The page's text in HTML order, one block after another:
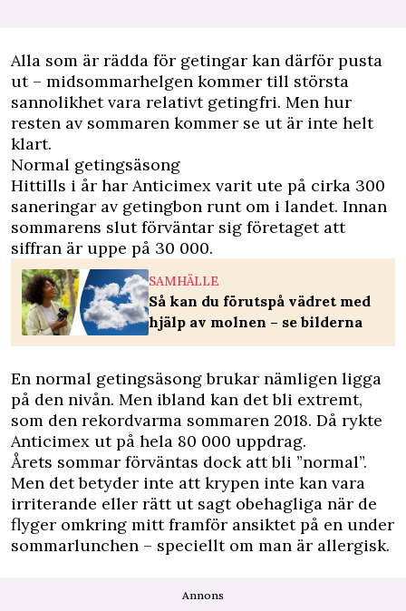
Alla som är rädda för getingar kan därför pusta
ut – midsommarhelgen kommer till största
sannolikhet vara relativt getingfri. Men hur
resten av sommaren kommer se ut är inte helt
klart.
Normal getingsäsong
Hittills i år har Anticimex varit ute på cirka 300
saneringar av getingbon runt om i landet. Innan
sommarens slut förväntar sig företaget att
siffran är uppe på 30 000.
SAMHÄLLE
Så kan du förutspå vädret med
hjälp av molnen – se bilderna
En normal getingsäsong brukar nämligen ligga
på den nivån. Men ibland kan det bli extremt,
som den rekordvarma sommaren 2018. Då rykte
Anticimex ut på hela 80 000 uppdrag.
Årets sommar förväntas dock att bli ”normal”.
Men det betyder inte att krypen inte kan vara
irriterande eller rätt ut sagt obehagliga när de
flyger omkring mitt framför ansiktet på en under
sommarlunchen – speciellt om man är allergisk.
Annons